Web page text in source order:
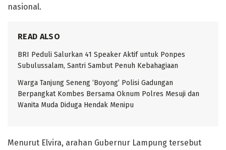
nasional.
READ ALSO
BRI Peduli Salurkan 41 Speaker Aktif untuk Ponpes
Subulussalam, Santri Sambut Penuh Kebahagiaan
Warga Tanjung Seneng ‘Boyong’ Polisi Gadungan
Berpangkat Kombes Bersama Oknum Polres Mesuji dan
Wanita Muda Diduga Hendak Menipu
Menurut Elvira, arahan Gubernur Lampung tersebut